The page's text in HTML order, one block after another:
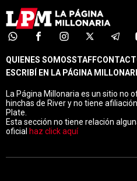
QUIENES SOMOSSTAFF
ESCRIBÍ EN LA PÁGINA
La Página Millonaria es un sitio no
hinchas de River y no tiene
Plate.
Esta sección no tiene relación
oficial haz click aquí